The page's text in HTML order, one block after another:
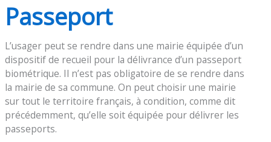
Passeport
L’usager peut se rendre dans une mairie équipée d’un
dispositif de recueil pour la délivrance d’un passeport
biométrique. Il n’est pas obligatoire de se rendre dans
la mairie de sa commune. On peut choisir une mairie
sur tout le territoire français, à condition, comme dit
précédemment, qu’elle soit équipée pour délivrer les
passeports.